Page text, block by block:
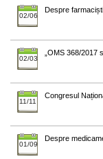
02/06
Despre
02/03
„OMS 368/2017
11/11
Congresul
01/09
Despre